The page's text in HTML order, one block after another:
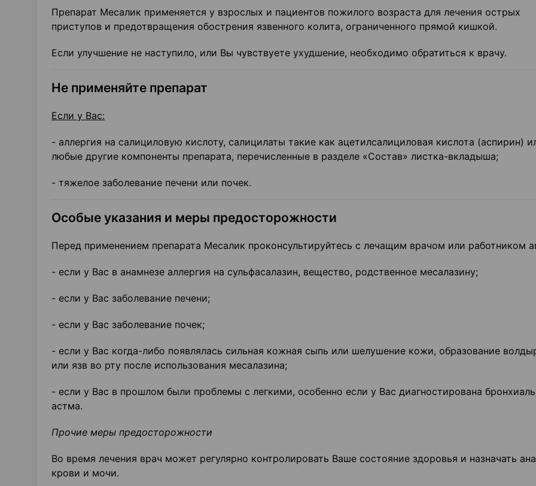
Препарат Месалик применяется у взрослых и пациентов пожилого возраста для лечения острых
приступов и предотвращения обострения язвенного колита, ограниченного прямой кишкой.
Если улучшение не наступило, или Вы чувствуете ухудшение, необходимо обратиться к врачу.
Не применяйте препарат
Если у Вас:
- аллергия на салициловую кислоту, салицилаты такие как ацетилсалициловая кислота (аспирин)
любые другие компоненты препарата, перечисленные в разделе «Состав» листка-вкладыша;
- тяжелое заболевание печени или почек.
Особые указания и меры предосторожности
Перед применением препарата Месалик проконсультируйтесь с лечащим врачом или работником
- если у Вас в анамнезе аллергия на сульфасалазин, вещество, родственное месалазину;
- если у Вас заболевание печени;
- если у Вас заболевание почек;
- если у Вас когда-либо появлялась сильная кожная сыпь или шелушение кожи, образование
или язв во рту после использования месалазина;
- если у Вас в прошлом были проблемы с легкими, особенно если у Вас диагностирована
астма.
Прочие меры предосторожности
Во время лечения врач может регулярно контролировать Ваше состояние здоровья и назначать
крови и мочи.